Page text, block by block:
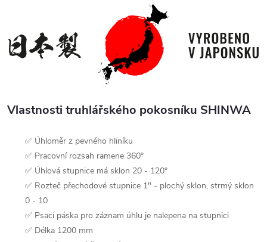
Vlastnosti truhlářského pokosníku SHINWA
✅ Úhloměr z pevného hliníku
✅ Pracovní rozsah ramene 360°
✅ Úhlová stupnice má sklon 20 - 120°
✅ Rozteč přechodové stupnice 1" - plochý sklon, strmý sklon
0 - 10
✅ Psací páska pro záznam úhlu je nalepena na stupnici
✅ Délka 1200 mm